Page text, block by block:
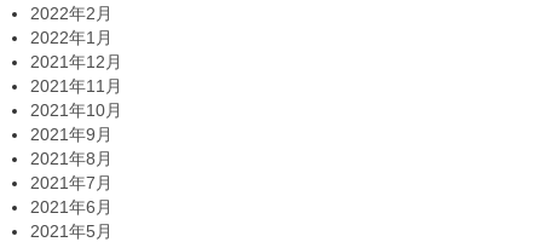
2022年2月
2022年1月
2021年12月
2021年11月
2021年10月
2021年9月
2021年8月
2021年7月
2021年6月
2021年5月